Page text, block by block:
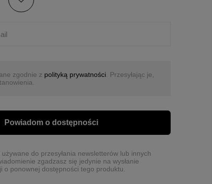
zgodnie z polityką prywatności . Przesyłając je,
Powiadom o dostępności
do przesyłania newsletterów lub innych
zgadzasz się jedynie na wysłanie
o ponownej dostępności tego produktu.